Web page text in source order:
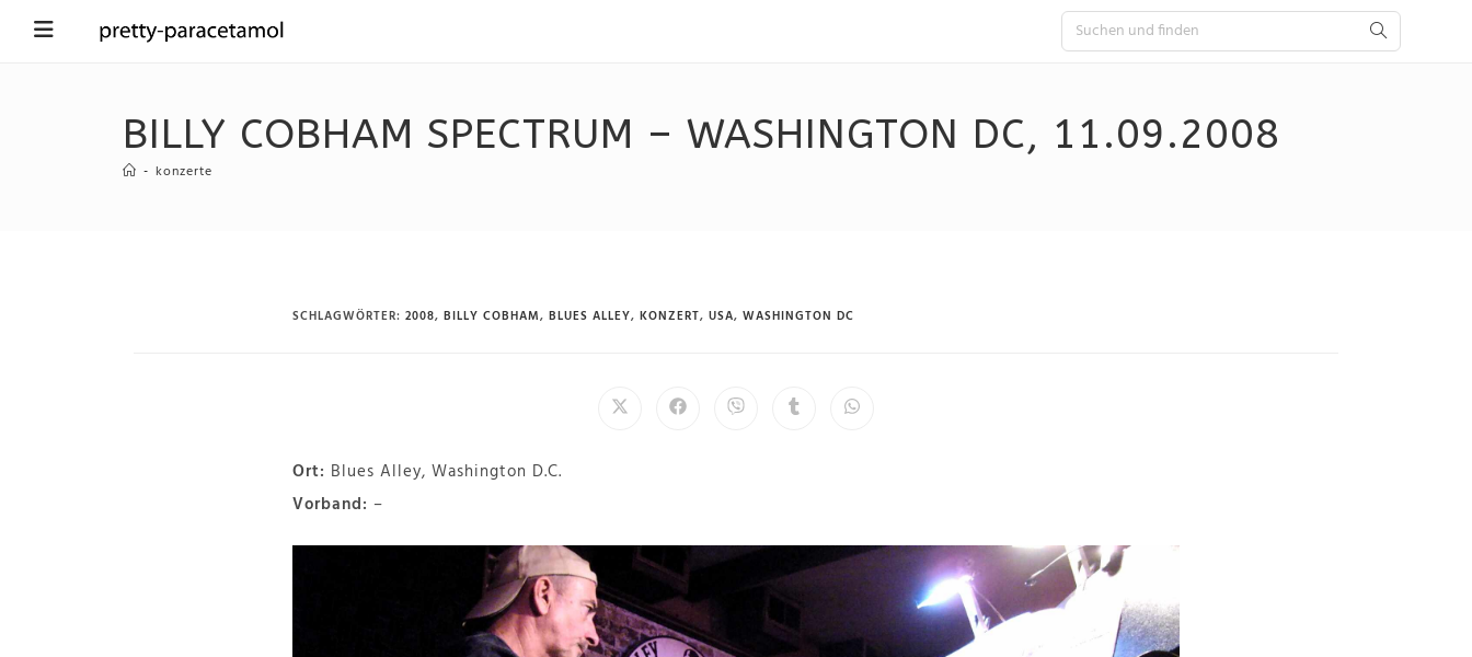
BILLY COBHAM SPECTRUM – WASHINGTON DC, 11.09.2008
- konzerte
SCHLAGWÖRTER: 2008, BILLY COBHAM, BLUES ALLEY, KONZERT, USA, WASHINGTON DC
Ort: Blues Alley, Washington D.C.
Vorband: –